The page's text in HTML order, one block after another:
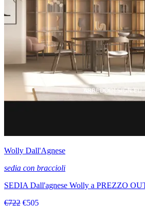
Wolly Dall'Agnese
sedia con braccioli
SEDIA Dall'agnese Wolly a PREZZO
€722 €505